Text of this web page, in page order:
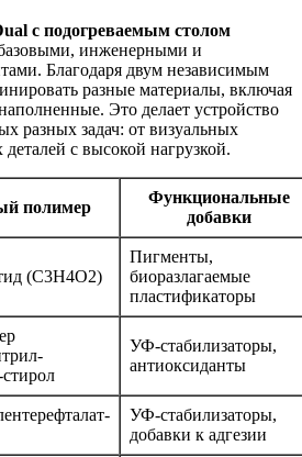
с подогреваемым столом
инженерными и
Благодаря двум независимым
разные материалы, включая
Это делает устройство
разных задач: от визуальных
с высокой нагрузкой.
полимер
Функциональные
добавки
(C3H4O2)
Пигменты,
биоразлагаемые
пластификаторы
УФ-стабилизаторы,
антиоксиданты
УФ-стабилизаторы,
добавки к адгезии